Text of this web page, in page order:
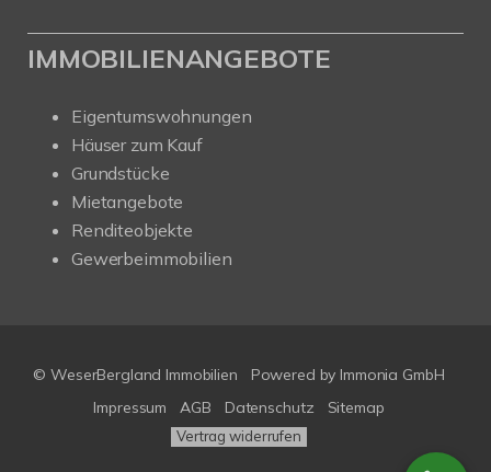
IMMOBILIENANGEBOTE
Eigentumswohnungen
Häuser zum Kauf
Grundstücke
Mietangebote
Renditeobjekte
Gewerbeimmobilien
© WeserBergland Immobilien Powered by Immonia GmbH
Impressum
AGB Datenschutz Sitemap
Vertrag widerrufen